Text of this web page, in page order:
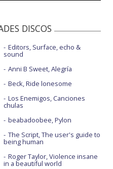
- con letra
2024
at The GRAMMYs 2024
DISCOS
Editors, Surface, echo &
sound
Anni B Sweet, Alegría
Beck, Ride lonesome
Los Enemigos, Canciones
chulas
beabadoobee, Pylon
The Script, The user's guide to
being human
Roger Taylor, Violence insane
in a beautiful world